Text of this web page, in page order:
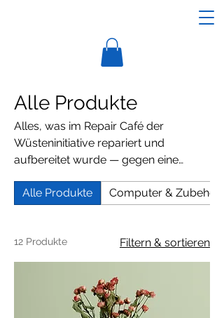
Alle Produkte
Alles, was im Repair Café der
Wüsteninitiative repariert und
aufbereitet wurde — gegen eine
Alle Produkte
Computer & Zubehör
12 Produkte Filtern & sortieren